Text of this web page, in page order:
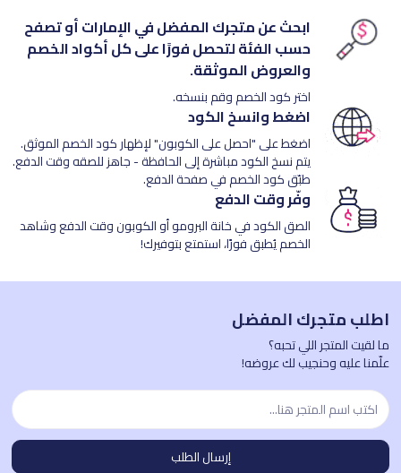
ابحث عن متجرك المفضل في الإمارات أو تصفح
حسب الفئة لتحصل فورًا على كل أكواد الخصم
والعروض الموثقة.
اختر كود الخصم وقم بنسخه.
اضغط وانسخ الكود
اضغط على "احصل على الكوبون" لإظهار كود الخصم الموثق.
يتم نسخ الكود مباشرة إلى الحافظة - جاهز للصقه وقت الدفع.
طبّق كود الخصم في صفحة الدفع.
وفّر وقت الدفع
الصق الكود في خانة البرومو أو الكوبون وقت الدفع وشاهد
الخصم يُطبق فورًا، استمتع بتوفيرك!
اطلب متجرك المفضل
ما لقيت المتجر اللي تحبه؟
علّمنا عليه وحنجيب لك عروضه!